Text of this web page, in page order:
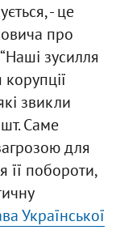
- це
про
зусилля
звикли
Саме
для
її побороти,
Української